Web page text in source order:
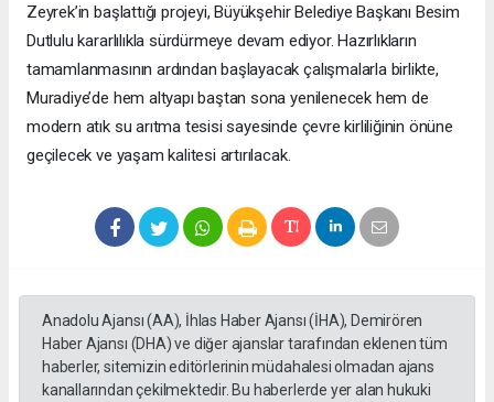
Zeyrek’in başlattığı projeyi, Büyükşehir Belediye Başkanı Besim
Dutlulu kararlılıkla sürdürmeye devam ediyor. Hazırlıkların
tamamlanmasının ardından başlayacak çalışmalarla birlikte,
Muradiye’de hem altyapı baştan sona yenilenecek hem de
modern atık su arıtma tesisi sayesinde çevre kirliliğinin önüne
geçilecek ve yaşam kalitesi artırılacak.
Anadolu Ajansı (AA), İhlas Haber Ajansı (İHA), Demirören
Haber Ajansı (DHA) ve diğer ajanslar tarafından eklenen tüm
haberler, sitemizin editörlerinin müdahalesi olmadan ajans
kanallarından çekilmektedir. Bu haberlerde yer alan hukuki